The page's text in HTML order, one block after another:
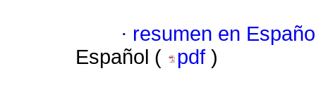
· resumen en
Español (
pdf )